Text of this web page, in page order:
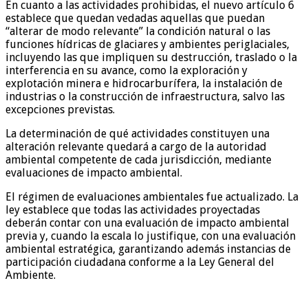
En cuanto a las actividades prohibidas, el nuevo artículo 6
establece que quedan vedadas aquellas que puedan
“alterar de modo relevante” la condición natural o las
funciones hídricas de glaciares y ambientes periglaciales,
incluyendo las que impliquen su destrucción, traslado o la
interferencia en su avance, como la exploración y
explotación minera e hidrocarburífera, la instalación de
industrias o la construcción de infraestructura, salvo las
excepciones previstas.
La determinación de qué actividades constituyen una
alteración relevante quedará a cargo de la autoridad
ambiental competente de cada jurisdicción, mediante
evaluaciones de impacto ambiental.
El régimen de evaluaciones ambientales fue actualizado. La
ley establece que todas las actividades proyectadas
deberán contar con una evaluación de impacto ambiental
previa y, cuando la escala lo justifique, con una evaluación
ambiental estratégica, garantizando además instancias de
participación ciudadana conforme a la Ley General del
Ambiente.